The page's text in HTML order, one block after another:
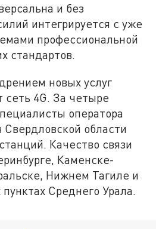
и без
интегрируется с уже
профессиональной
стандартов.
новых услуг
сеть 4G. За четыре
оператора
области
Качество связи
Каменске-
Нижнем Тагиле и
Среднего Урала.